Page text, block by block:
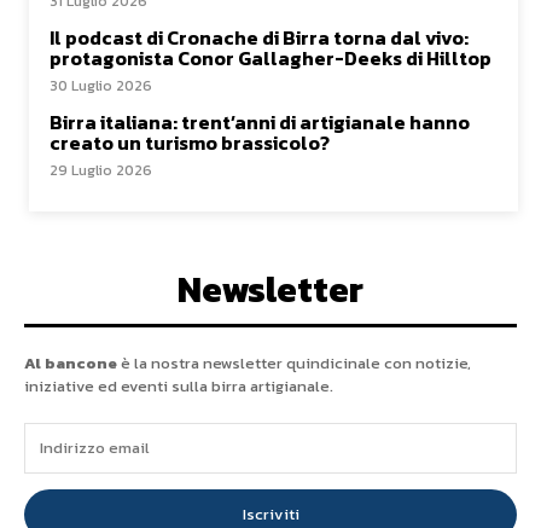
Il podcast di Cronache di Birra torna dal vivo:
protagonista Conor Gallagher-Deeks di Hilltop
30 Luglio 2026
Birra italiana: trent’anni di artigianale hanno
creato un turismo brassicolo?
29 Luglio 2026
Newsletter
Al banconeè la nostra newsletter quindicinale con notizie,
iniziative ed eventi sulla birra artigianale.
Iscriviti